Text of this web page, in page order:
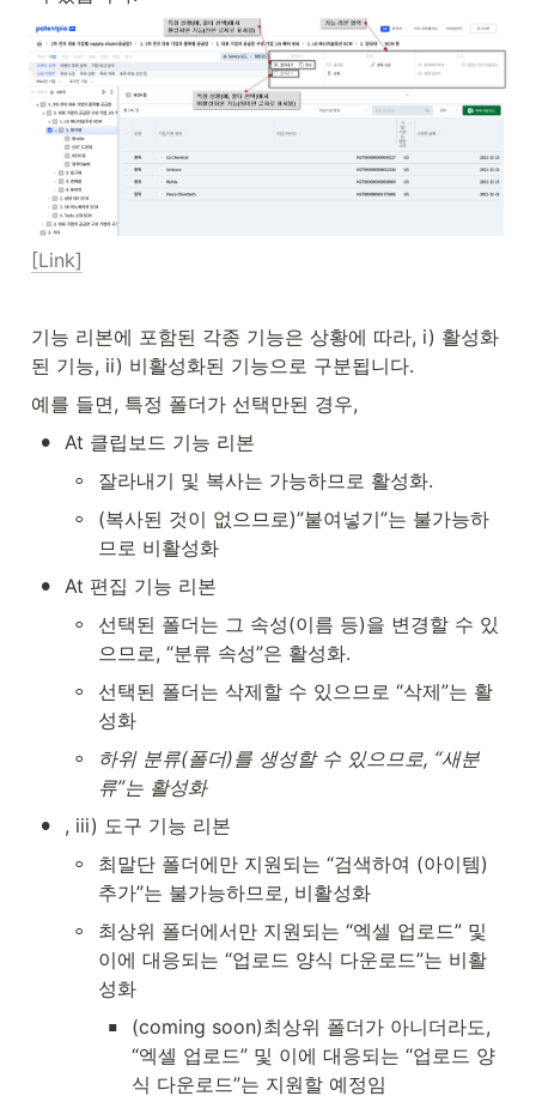
[Link]
기능 리본에 포함된 각종 기능은 상황에 따라, i) 활성화
된 기능, ii) 비활성화된 기능으로 구분됩니다.
예를 들면, 특정 폴더가 선택만된 경우,
• At 클립보드 기능 리본
◦ 잘라내기 및 복사는 가능하므로 활성화.
◦
(복사된 것이 없으므로)”붙여넣기”는 불가능하
므로 비활성화
• At 편집 기능 리본
◦
선택된 폴더는 그 속성(이름 등)을 변경할 수 있
으므로, “분류 속성”은 활성화.
◦
선택된 폴더는 삭제할 수 있으므로 “삭제”는 활
성화
◦
하위 분류(폴더)를 생성할 수 있으므로, “새분
류”는 활성화
• , iii) 도구 기능 리본
◦
최말단 폴더에만 지원되는 “검색하여 (아이템)
추가”는 불가능하므로, 비활성화
◦
최상위 폴더에서만 지원되는 “엑셀 업로드” 및
이에 대응되는 “업로드 양식 다운로드”는 비활
성화
▪
(coming soon)최상위 폴더가 아니더라도,
“엑셀 업로드” 및 이에 대응되는 “업로드 양
식 다운로드”는 지원할 예정임